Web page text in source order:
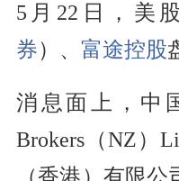
5月22日，美
券）、 富途控股
消息面上，中
Brokers（NZ）